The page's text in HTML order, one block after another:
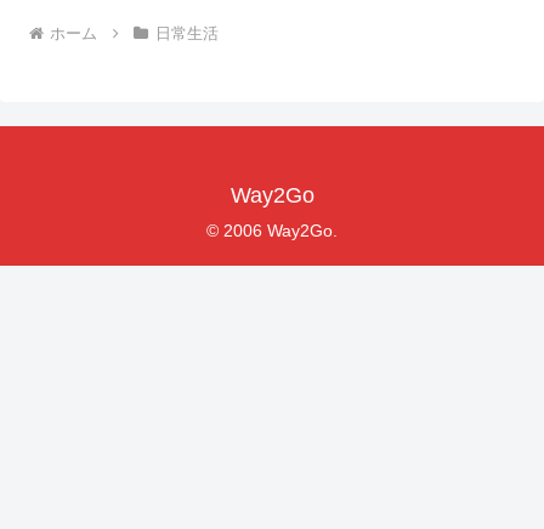
ホーム 日常生活
Way2Go
© 2006 Way2Go.